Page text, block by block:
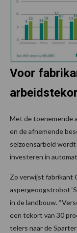
Voor
Met de toenemende
en de afnemende
seizoensarbeid
investeren in
Zo verwijst fabrikant
aspergeoogstrobot
in de landbouw.
een tekort van 30
telers naar de